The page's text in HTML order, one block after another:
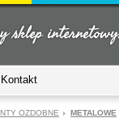
Kontakt
OZDOBNE METALOWE